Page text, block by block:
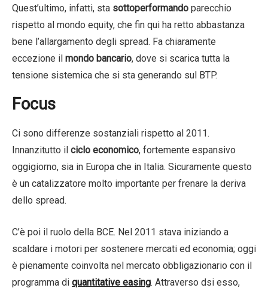
Quest’ultimo, infatti, sta sottoperformando parecchio
rispetto al mondo equity, che fin qui ha retto abbastanza
bene l’allargamento degli spread. Fa chiaramente
eccezione il mondo bancario, dove si scarica tutta la
tensione sistemica che si sta generando sul BTP.
Focus
Ci sono differenze sostanziali rispetto al 2011.
Innanzitutto il ciclo economico, fortemente espansivo
oggigiorno, sia in Europa che in Italia. Sicuramente questo
è un catalizzatore molto importante per frenare la deriva
dello spread.
C’è poi il ruolo della BCE. Nel 2011 stava iniziando a
scaldare i motori per sostenere mercati ed economia; oggi
è pienamente coinvolta nel mercato obbligazionario con il
programma di quantitative easing. Attraverso dsi esso,